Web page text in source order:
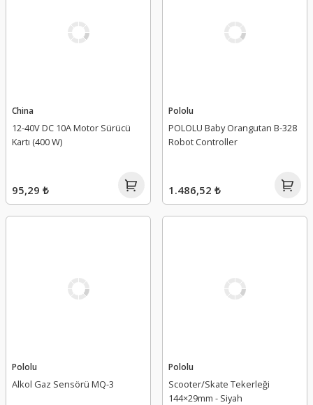
China
12-40V DC 10A Motor Sürücü
Kartı (400 W)
95,29 ₺
Pololu
POLOLU Baby Orangutan B-328
Robot Controller
1.486,52 ₺
Pololu
Alkol Gaz Sensörü MQ-3
Pololu
Scooter/Skate Tekerleği
144×29mm - Siyah